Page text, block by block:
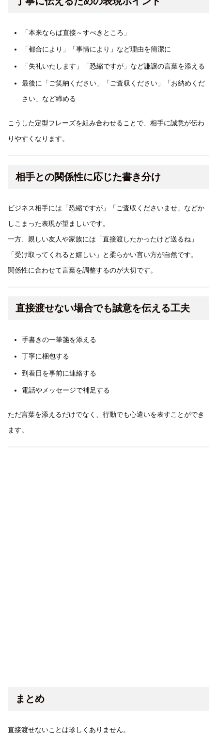
「本来ならば直接～すべきところ」
「都合により」「事情により」など理由を簡潔に
「失礼いたします」「恐縮ですが」など謙譲の言葉を添える
最後に「ご笑納ください」「ご査収ください」「お納めくだ
さい」など締める
こうした定型フレーズを組み合わせることで、相手に誠意が伝わ
りやすくなります。
相手との関係性に応じた書き分け
ビジネス相手には「恐縮ですが」「ご査収くださいませ」などか
しこまった表現が望ましいです。
一方、親しい友人や家族には「直接渡したかったけど送るね」
「受け取ってくれると嬉しい」と柔らかい言い方が自然です。
関係性に合わせて言葉を調整するのが大切です。
直接渡せない場合でも誠意を伝える工夫
手書きの一筆箋を添える
丁寧に梱包する
到着日を事前に連絡する
電話やメッセージで補足する
ただ言葉を添えるだけでなく、行動でも心遣いを表すことができ
ます。
まとめ
直接渡せないことは珍しくありません。